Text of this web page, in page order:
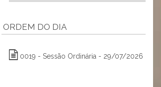
ORDEM DO DIA
0019 - Sessão Ordinária - 29/07/2026